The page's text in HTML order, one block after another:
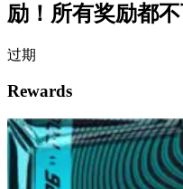
励！所有奖励都不
过期
Rewards